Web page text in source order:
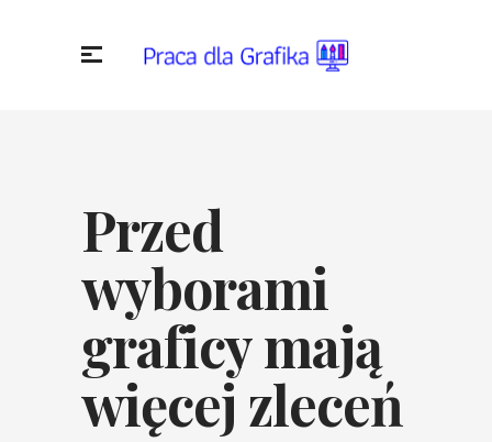
Przed
wyborami
graficy mają
więcej zleceń